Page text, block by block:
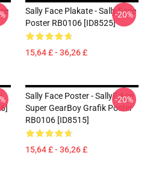
Sally Face Plakate - Sally Face
Poster RB0106 [ID8525]
15,64 £ - 36,26 £
-20%
Sally Face Poster - SallyF Ace
Super GearBoy Grafik Poster
RB0106 [ID8515]
15,64 £ - 36,26 £
-20%